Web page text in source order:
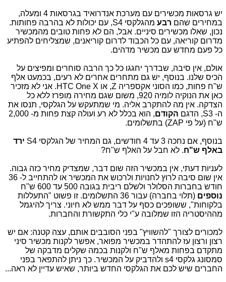
יש גרסאות מכשירים עם מערכת אנדרואיד בגרסאות 4 ומעלה,
במחירים שהם רבע
מהגלקסי S4, עם יכולות לא בהרבה פחותות.
נכון, שאלו מכשירים סיניים. אבל, הם לא פחות טובים מהמכשיר
מדרום קוריאה, עם כל הכבוד לדרום קוריאנים, שמצליחים להפתיע
כל פעם מחדש עם מכשיר מדהים.
אולם, אין סיבה, שבדרך יחגגו כל כך הרבה סוחרים ומפיצים על
הכיס שלנו. בנוסף, יש גם מתחרים אחרים לא רעים, בכמעט אלף
ש"ח פחות, כמו הסוני אקספריה Z, או HTC One X. אני לא מזכיר
כאן את הנוקיה לומיה 920, משום שגם מחירה מופרז ללא כל
הצדקה. אין מה להתקרב אליה. מי שמתעקש על הגלקסי, תנסו את
ה- S3, הדגם
הקודם
, הוא בכלל לא רע ועולה קצת פחות מ- 2,000
ש"ח (על פי ZAP) בתשלומים.
בנוסף, אם נחכה 3 עד 4 חודשים, גם המחיר של הגלקסי S4
ירד
באלף ש"ח. לא חבל על האלף ש"ח?
לעניות דעתי, אין במכשיר הזה שום דבר, שמצדיק מחיר כזה גבוה.
אין שום סיבה לרוץ לחנויות ולרכוש את המכשיר או להתחייב ל- 36
חודש בחברות הסלולר ולשלם ריבית בגובה 500 עד 600 ש"ח
נוספים
(תלוי בחברה) עבור 36 התשלומים. זו פשוט "התעללות
בלקוחות", ששופכים כסף על דבר ממש לא חיוני. צריך להיגמל
מההיסטריה הזו שמלובה ע"י כלי התקשורת והחברות.
למכורים לצורך "להשוויץ" בפני הסובבים אותם, עצה קטנה: אם יש
רצון ורצון עז להתהדר במכשיר מפואר, אפשר לקנות מכשיר סיני
מתקדם בפחות מאלף ש"ח ולקנות בכמה שקלים מדבקה של
סמסונג גלקסי s4 ולהדביק על המכשיר. כך ניתן להתפאר בפני
החברים שיש לכם את הגלקסי החדש ביותר, שאיש עדיין לא ראה...